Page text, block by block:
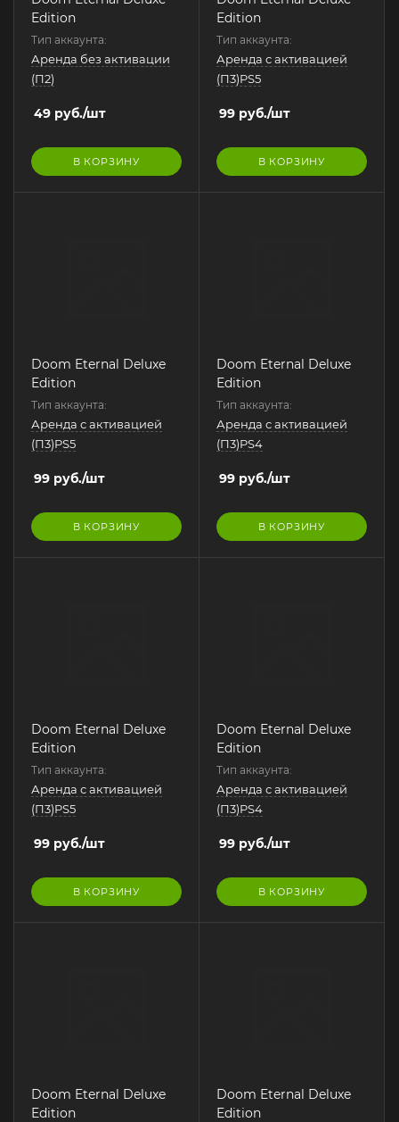
Edition
Тип аккаунта:
Аренда без активации
(П2)
49 руб./шт
В КОРЗИНУ
Edition
Тип аккаунта:
Аренда с активацией
(П3)PS5
99 руб./шт
В КОРЗИНУ
Doom Eternal Deluxe
Edition
Тип аккаунта:
Аренда с активацией
(П3)PS5
99 руб./шт
В КОРЗИНУ
Doom Eternal Deluxe
Edition
Тип аккаунта:
Аренда с активацией
(П3)PS4
99 руб./шт
В КОРЗИНУ
Doom Eternal Deluxe
Edition
Тип аккаунта:
Аренда с активацией
(П3)PS5
99 руб./шт
В КОРЗИНУ
Doom Eternal Deluxe
Edition
Тип аккаунта:
Аренда с активацией
(П3)PS4
99 руб./шт
В КОРЗИНУ
Doom Eternal Deluxe
Edition
Doom Eternal Deluxe
Edition